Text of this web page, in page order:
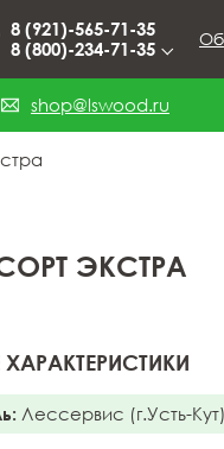
8 (921)-565-71-35
8 (800)-234-71-35
shop@lswood.ru
ЭКСТРА
Лессервис (г.Усть-Кут)